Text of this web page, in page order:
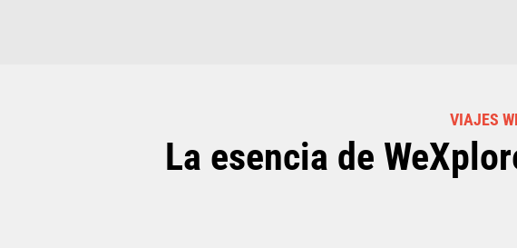
VIAJES
La esencia de